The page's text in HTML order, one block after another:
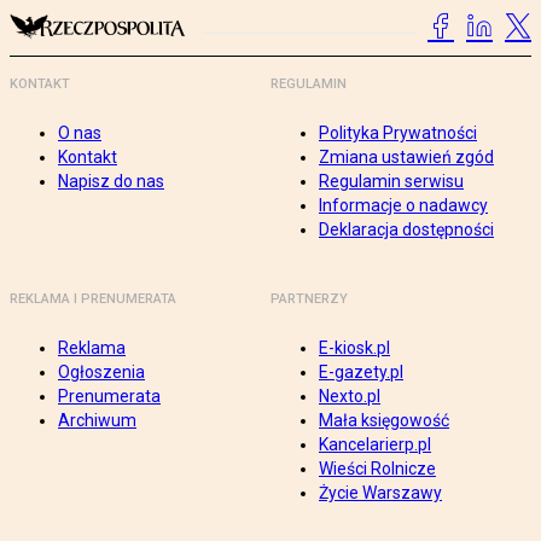
KONTAKT
O nas
Kontakt
Napisz do nas
REGULAMIN
Polityka Prywatności
Zmiana ustawień zgód
Regulamin serwisu
Informacje o nadawcy
Deklaracja dostępności
REKLAMA I PRENUMERATA
Reklama
Ogłoszenia
Prenumerata
Archiwum
PARTNERZY
E-kiosk.pl
E-gazety.pl
Nexto.pl
Mała księgowość
Kancelarierp.pl
Wieści Rolnicze
Życie Warszawy